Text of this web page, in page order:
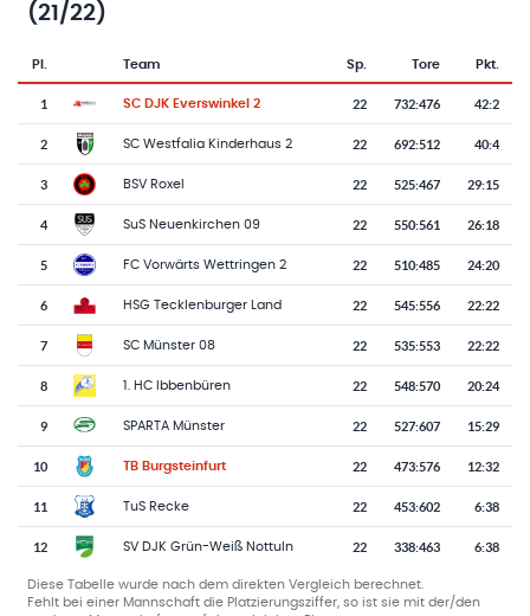
(21/22)
Pl.
Team-Logo
Team Sp. Tore Pkt.
1 SC DJK Everswinkel 2 22 732:476 42:2
2 SC Westfalia Kinderhaus 2 22 692:512 40:4
3 BSV Roxel 22 525:467 29:15
4 SuS Neuenkirchen 09 22 550:561 26:18
5 FC Vorwärts Wettringen 2 22 510:485 24:20
6 HSG Tecklenburger Land 22 545:556 22:22
7 SC Münster 08 22 535:553 22:22
8 1. HC Ibbenbüren 22 548:570 20:24
9 SPARTA Münster 22 527:607 15:29
10 TB Burgsteinfurt 22 473:576 12:32
11 TuS Recke 22 453:602 6:38
12 SV DJK Grün-Weiß Nottuln 22 338:463 6:38
Diese Tabelle wurde nach dem direkten Vergleich berechnet.
Fehlt bei einer Mannschaft die Platzierungsziffer, so ist sie mit der/den